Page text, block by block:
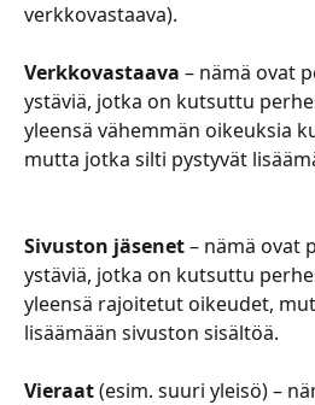
verkkovastaava).
Verkkovastaava – nämä ovat
ystäviä, jotka on kutsuttu
yleensä vähemmän oikeuksia
mutta jotka silti pystyvät
Sivuston jäsenet – nämä ovat
ystäviä, jotka on kutsuttu
yleensä rajoitetut oikeudet,
lisäämään sivuston sisältöä.
Vieraat (esim. suuri yleisö) –